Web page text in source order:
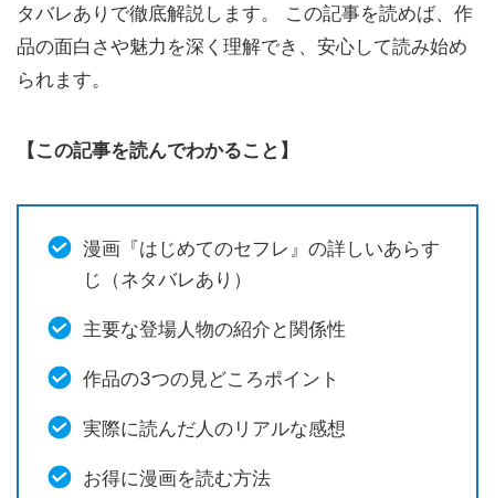
タバレありで徹底解説します。 この記事を読めば、作
品の面白さや魅力を深く理解でき、安心して読み始め
られます。
【この記事を読んでわかること】
漫画『はじめてのセフレ』の詳しいあらす
じ（ネタバレあり）
主要な登場人物の紹介と関係性
作品の3つの見どころポイント
実際に読んだ人のリアルな感想
お得に漫画を読む方法